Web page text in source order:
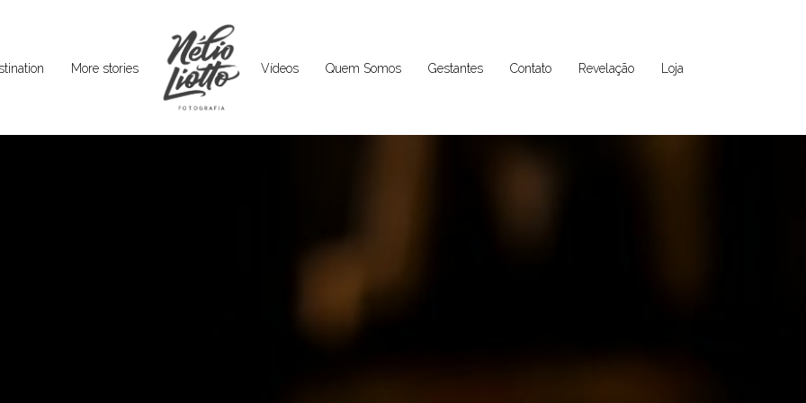
More stories Vídeos Quem Somos Gestantes Contato Revelação Loja